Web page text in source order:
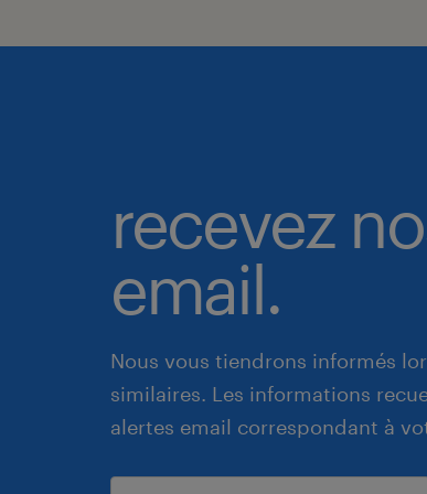
recevez
email.
Nous vous tiendrons informés
similaires. Les informations
alertes email correspondant à